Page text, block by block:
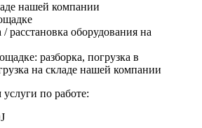
нашей компании
расстановка оборудования на
разборка, погрузка в
на складе нашей компании
по работе: